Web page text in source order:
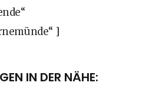
]
IN DER NÄHE: